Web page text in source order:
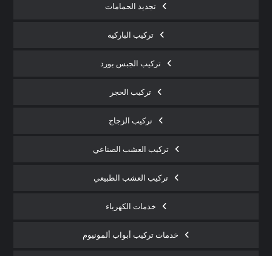
تجديد الحمامات
تركيب الباركيه
تركيب الجبس بورد
تركيب الحجر
تركيب الزجاج
تركيب العشب الصناعي
تركيب العشب الطبيعي
خدمات الكهرباء
خدمات تركيب أبواب ألمونيوم